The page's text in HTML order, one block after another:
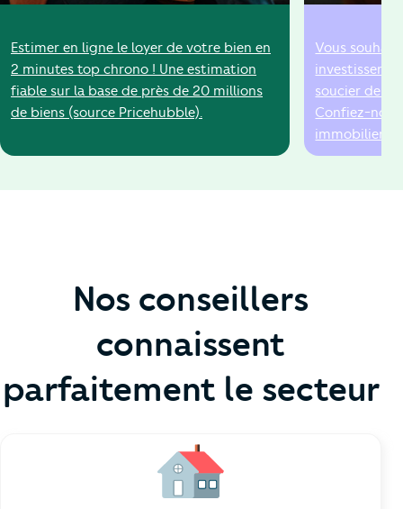
Estimer en ligne le loyer de votre bien en
2 minutes top chrono ! Une estimation
fiable sur la base de près de 20 millions
de biens (source Pricehubble).
Vous
soucier de la
Confiez-
immobilier !
Nos conseillers
connaissent
parfaitement le secteur